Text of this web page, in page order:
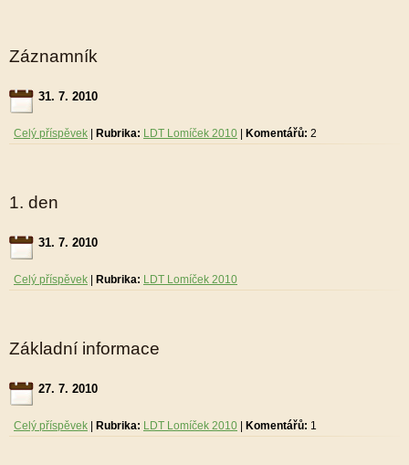
Záznamník
31. 7. 2010
Celý příspěvek Rubrika: LDT Lomíček 2010 Komentářů: 2
1. den
31. 7. 2010
Celý příspěvek Rubrika: LDT Lomíček 2010
Základní informace
27. 7. 2010
Celý příspěvek Rubrika: LDT Lomíček 2010 Komentářů: 1